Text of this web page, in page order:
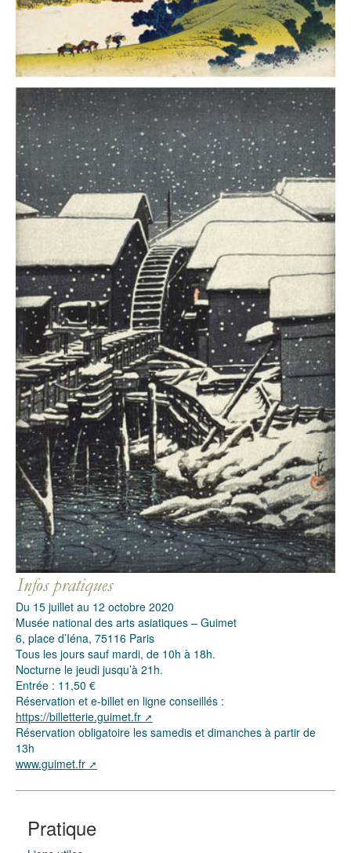
Du 15 juillet au 12 octobre 2020
Musée national des arts asiatiques – Guimet
6, place d’Iéna, 75116 Paris
Tous les jours sauf mardi, de 10h à 18h.
Nocturne le jeudi jusqu’à 21h.
Entrée : 11,50 €
Réservation et e-billet en ligne conseillés :
https://billetterie.guimet.fr
Réservation obligatoire les samedis et dimanches à partir de
13h
www.guimet.fr
Pratique